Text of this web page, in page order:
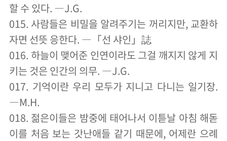
할 수 있다. ―J.G.
015. 사람들은 비밀을 알려주기는 꺼리지만, 교환하
자면 선뜻 응한다. ―「선 샤인」誌
016. 하늘이 맺어준 인연이라도 그걸 깨지지 않게 지
키는 것은 인간의 의무. ―J.G.
017. 기억이란 우리 모두가 지니고 다니는 일기장.
―M.H.
018. 젊은이들은 밤중에 태어나서 이튿날 아침 해돋
이를 처음 보는 갓난애들 같기 때문에, 어제란 으례